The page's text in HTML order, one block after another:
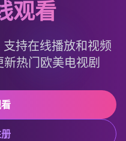
观看
持在线播放和视频
热门欧美电视剧